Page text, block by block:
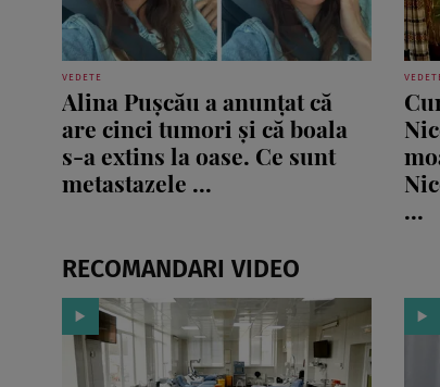
VEDETE
Alina Pușcău a anunțat că
are cinci tumori și că boala
s-a extins la oase. Ce sunt
metastazele ...
...
RECOMANDARI VIDEO